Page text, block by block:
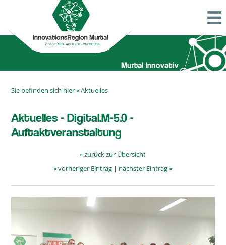
Sie befinden sich hier »Aktuelles
Aktuelles - Digital.M-5.0 -
Auftaktveranstaltung
« zurück zur Übersicht
« vorheriger Eintrag | nächster Eintrag »